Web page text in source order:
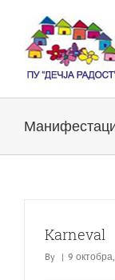
content
Karneval
By | 9